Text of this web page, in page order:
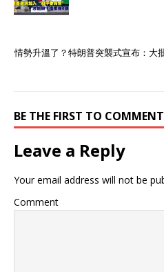
情勢升溫了？特朗普突襲式宣布：大
BE THE FIRST TO COMMENT
Leave a Reply
Your email address will not be
Comment